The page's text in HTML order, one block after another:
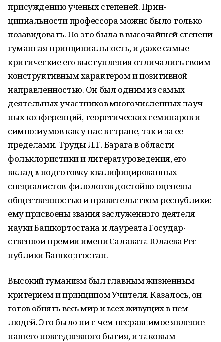
присуждению ученых степеней. Прин­
ципиальности профессора можно было только
позавидовать. Но это была в высочайшей сте­пени
гуманная принципиальность, и даже са­мые
критические его выступления отличались своим
конструктивным характером и позитив­ной
направленностью. Он был одним из самых
деятельных участников многочисленных науч­
ных конференций, теоретических семинаров и
симпозиумов как у нас в стране, так и за ее
пределами. Труды Л.Г. Барага в области
фольклористики и литературоведения, его
вклад в подготовку квалифицированных
специалистов-филологов достойно оценены
обще­ственностью и правительством республики:
ему присвоены звания заслуженного деятеля
науки Башкортостана и лауреата Государ­
ственной премии имени Салавата Юлаева Рес­
публики Башкортостан.
Высокий гуманизм был главным жизнен­ным
критерием и принципом Учителя. Каза­лось, он
готов обнять весь мир и всех живу­щих в нем
людей. Это было ни с чем несрав­нимое явление
нашего повседневного бытия, и таковым